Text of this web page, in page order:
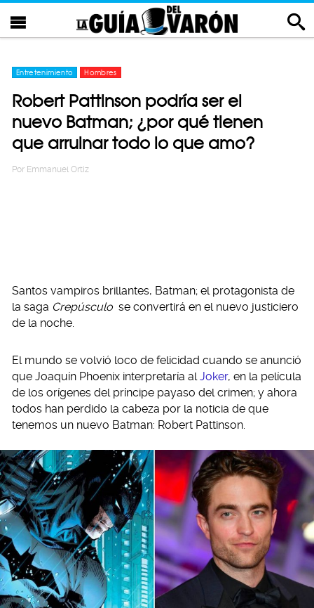
Entretenimiento Hombres
Robert Pattinson podría ser el
nuevo Batman; ¿por qué tienen
que arruinar todo lo que amo?
Por Emmanuel Ortiz
Santos vampiros brillantes, Batman; el protagonista de
la saga Crepúsculo se convertirá en el nuevo justiciero
de la noche.
El mundo se volvió loco de felicidad cuando se anunció
que Joaquín Phoenix interpretaría alJoker, en la película
de los orígenes del príncipe payaso del crimen; y ahora
todos han perdido la cabeza por la noticia de que
tenemos un nuevo Batman: Robert Pattinson.